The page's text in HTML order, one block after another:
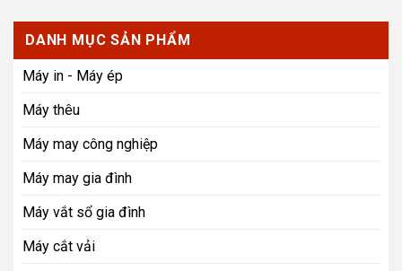
DANH MỤC SẢN PHẨM
Máy in - Máy ép
Máy thêu
Máy may công nghiệp
Máy may gia đình
Máy vắt sổ gia đình
Máy cắt vải